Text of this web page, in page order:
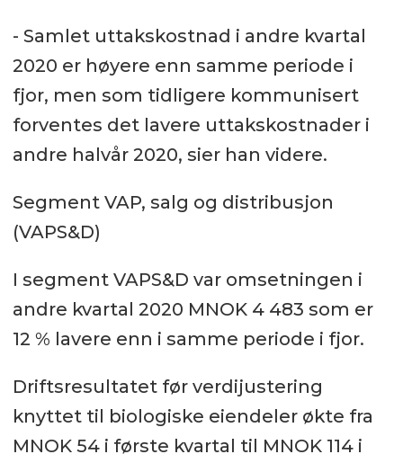
- Samlet uttakskostnad i andre kvartal
2020 er høyere enn samme periode i
fjor, men som tidligere kommunisert
forventes det lavere uttakskostnader i
andre halvår 2020, sier han videre.
Segment VAP, salg og distribusjon
(VAPS&D)
I segment VAPS&D var omsetningen i
andre kvartal 2020 MNOK 4 483 som er
12 % lavere enn i samme periode i fjor.
Driftsresultatet før verdijustering
knyttet til biologiske eiendeler økte fra
MNOK 54 i første kvartal til MNOK 114 i